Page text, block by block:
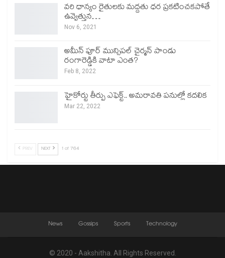
వరి ధాన్యం రైతులకు మద్దతు ధర ప్రకటించకపోతే
ఉవ్వెత్తున…
Nov 6, 2021
అమీన్ పూర్ మున్సిపల్ చైర్మన్ పాండు
రంగారెడ్డికి వాటా ఎంత?
Feb 8, 2022
హైకోర్టు తీర్పు ఎఫెక్ట్.. అమరావతి పనుల్లో కదలిక
Mar 22, 2022
PREV NEXT 1 of 764
News Gossips Sports Technology
© 2020 - Aakshitha. All Rights Reserved.